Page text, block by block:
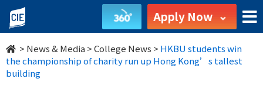
HKBU
students
win
Apply Now
> News & Media >College News > HKBU students win
the championship of charity run up Hong Kong’s tallest
building